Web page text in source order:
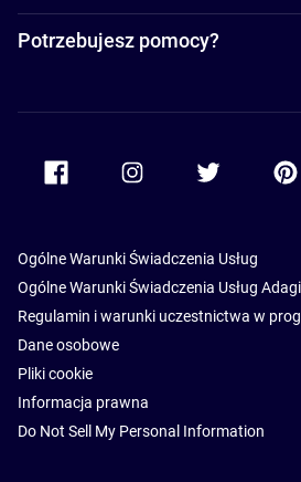
Potrzebujesz pomocy?
Accor Facebook Accor Twitter
Ogólne Warunki Świadczenia Usług
Ogólne Warunki Świadczenia Usług
Regulamin i warunki uczestnictwa w
Dane osobowe
Pliki cookie
Informacja prawna
Do Not Sell My Personal Information